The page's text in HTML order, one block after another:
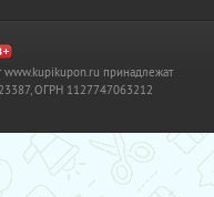
www.kupikupon.ru принадлежат
ОГРН 1127747063212